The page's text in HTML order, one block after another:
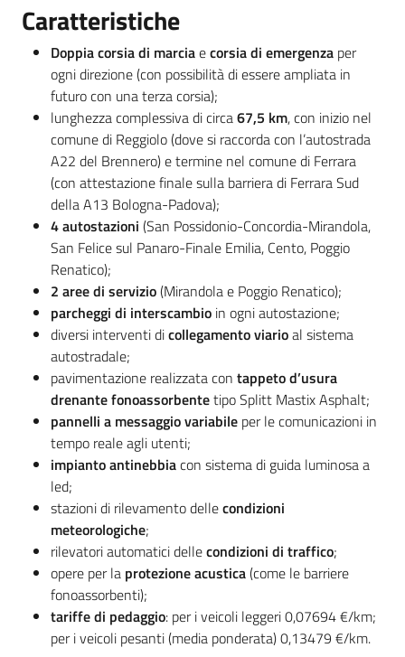
Caratteristiche
Doppia corsia di marciaecorsia di emergenza per
ogni direzione (con possibilità di essere ampliata in
futuro con una terza corsia);
lunghezza complessiva di circa67,5 km, con inizio nel
comune di Reggiolo (dove si raccorda con l’autostrada
A22 del Brennero) e termine nel comune di Ferrara
(con attestazione finale sulla barriera di Ferrara Sud
della A13 Bologna-Padova);
4 autostazioni (San Possidonio-Concordia-Mirandola,
San Felice sul Panaro-Finale Emilia, Cento, Poggio
Renatico);
2 aree di servizio(Mirandola e Poggio Renatico);
parcheggi di interscambio in ogni autostazione;
diversi interventi dicollegamento viarioal sistema
autostradale;
pavimentazione realizzata con tappeto d’usura
drenante fonoassorbentetipo Splitt Mastix Asphalt;
pannelli a messaggio variabile per le comunicazioni in
tempo reale agli utenti;
impianto antinebbiacon sistema di guida luminosa a
led;
stazioni di rilevamento dellecondizioni
meteorologiche;
rilevatori automatici dellecondizioni di traffico;
opere per la protezione acustica(come le barriere
fonoassorbenti);
tariffe di pedaggio: per i veicoli leggeri 0,07694 €/km;
per i veicoli pesanti (media ponderata) 0,13479 €/km.